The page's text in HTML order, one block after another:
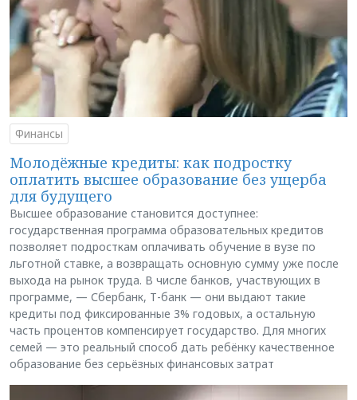
Финансы
Молодёжные кредиты: как подростку
оплатить высшее образование без ущерба
для будущего
Высшее образование становится доступнее:
государственная программа образовательных кредитов
позволяет подросткам оплачивать обучение в вузе по
льготной ставке, а возвращать основную сумму уже после
выхода на рынок труда. В числе банков, участвующих в
программе, — Сбербанк, Т-банк — они выдают такие
кредиты под фиксированные 3% годовых, а остальную
часть процентов компенсирует государство. Для многих
семей — это реальный способ дать ребёнку качественное
образование без серьёзных финансовых затрат